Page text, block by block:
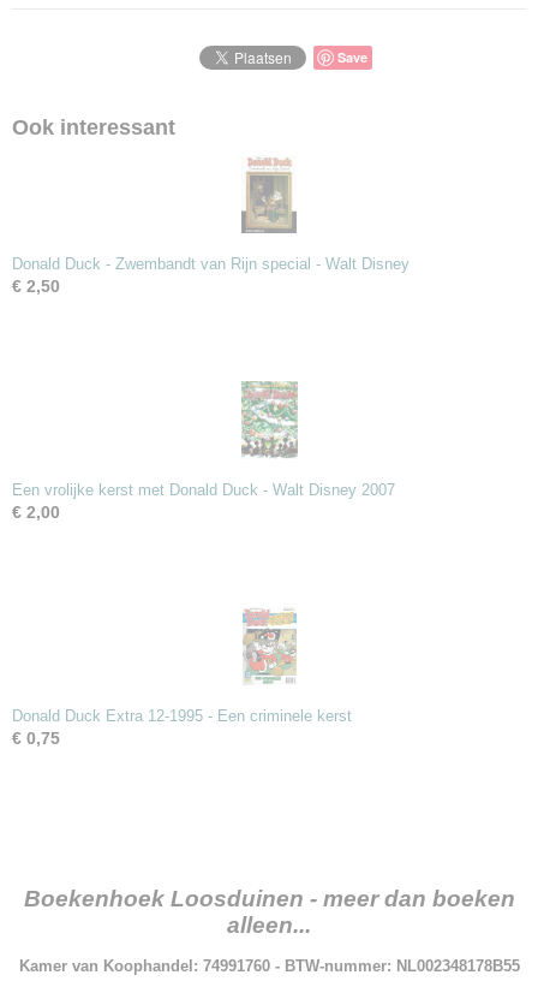
Save
Ook interessant
Donald Duck - Zwembandt van Rijn special - Walt Disney
€ 2,50
Een vrolijke kerst met Donald Duck - Walt Disney 2007
€ 2,00
Donald Duck Extra 12-1995 - Een criminele kerst
€ 0,75
Boekenhoek Loosduinen - meer dan boeken
alleen...
Kamer van Koophandel: 74991760 - BTW-nummer: NL002348178B55